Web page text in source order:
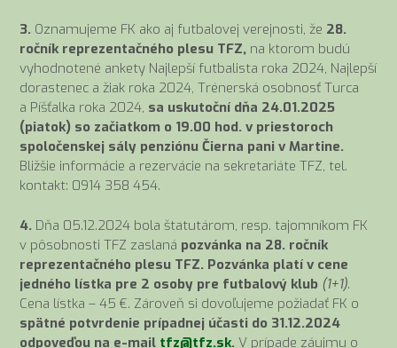
3. Oznamujeme FK ako aj futbalovej verejnosti, že 28.
ročník reprezentačného plesu TFZ, na ktorom budú
vyhodnotené ankety Najlepší futbalista roka 2024, Najlepší
dorastenec a žiak roka 2024, Trénerská osobnosť Turca
a Píšťalka roka 2024, sa uskutoční dňa 24.01.2025
(piatok) so začiatkom o 19.00 hod. v priestoroch
spoločenskej sály penziónu Čierna pani v Martine.
Bližšie informácie a rezervácie na sekretariáte TFZ, tel.
kontakt: 0914 358 454.
4. Dňa 05.12.2024 bola štatutárom, resp. tajomníkom FK
v pôsobnosti TFZ zaslaná pozvánka na 28. ročník
reprezentačného plesu TFZ. Pozvánka platí v cene
jedného lístka pre 2 osoby pre futbalový klub (1+1).
Cena lístka – 45 €. Zároveň si dovoľujeme požiadať FK o
spätné potvrdenie prípadnej účasti do 31.12.2024
odpoveďou na e-mail tfz@tfz.sk. V prípade záujmu o